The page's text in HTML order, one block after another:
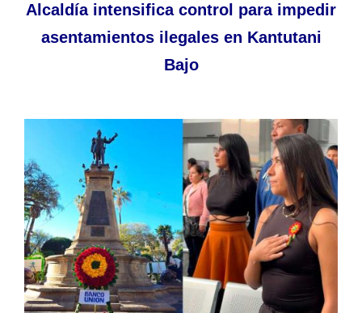
Alcaldía intensifica control para impedir
asentamientos ilegales en Kantutani
Bajo